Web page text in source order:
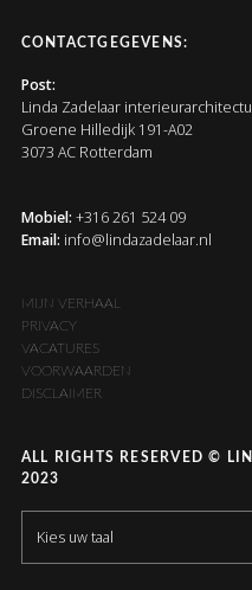
CONTACTGEGEVENS:
Post:
Linda Zadelaar
Groene Hilledijk 191-A02
3073 AC Rotterdam
Mobiel: +316 261 524 09
Email: info@lindazadelaar.nl
MIJN VERHAAL
PRIVACY
VACATURES
VOORWAARDEN
DISCLAIMER
ALL RIGHTS RESERVED ©
2023